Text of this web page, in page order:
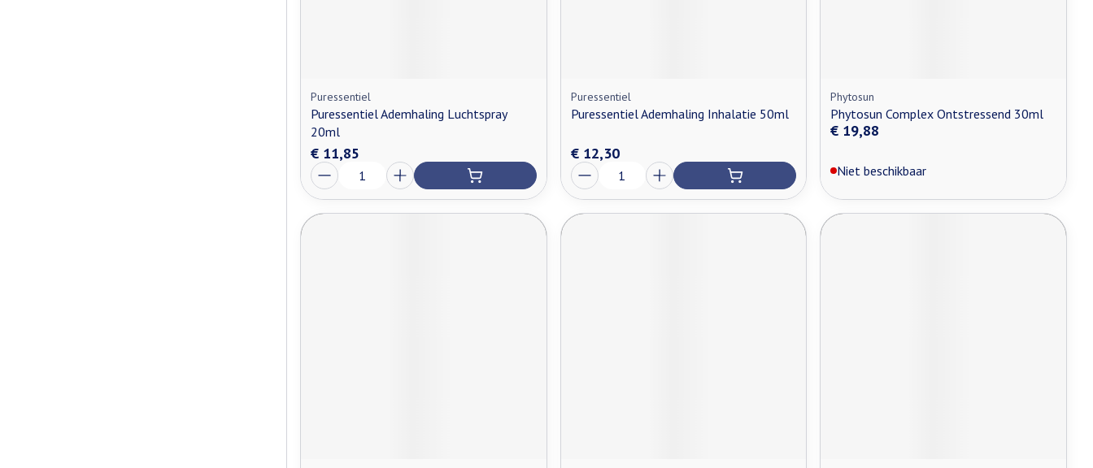
Puressentiel
Puressentiel Ademhaling Luchtspray
20ml
€ 11,85
Aantal
Puressentiel
Puressentiel Ademhaling Inhalatie 50ml
€ 12,30
Aantal
Phytosun
Phytosun Complex Ontstressend 30ml
€ 19,88
Niet beschikbaar